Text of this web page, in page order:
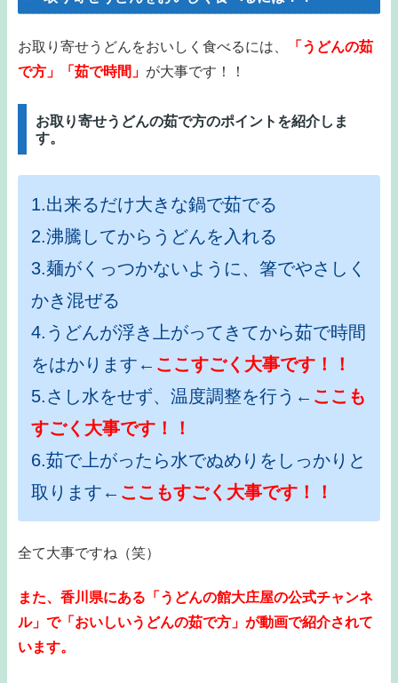
お取り寄せうどんをおいしく食べるには、
「うどんの茹
で方」「茹で時間」 が大事です！！
お取り寄せうどんの茹で方のポイントを紹介しま
す。
1.出来るだけ大きな鍋で茹でる
2.沸騰してからうどんを入れる
3.麺がくっつかないように、箸でやさしく
かき混ぜる
4.うどんが浮き上がってきてから茹で時間
をはかります← ここすごく大事です！！
5.さし水をせず、温度調整を行う← ここも
すごく大事です！！
6.茹で上がったら水でぬめりをしっかりと
取ります← ここもすごく大事です！！
全て大事ですね（笑）
また、香川県にある「うどんの館大庄屋の公式チャンネ
ル」で「おいしいうどんの茹で方」が動画で紹介されて
います。